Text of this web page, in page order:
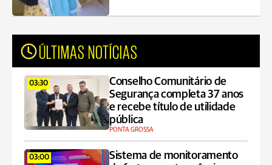
ÚLTIMAS NOTÍCIAS
03:30
Conselho Comunitário de
Segurança completa 37 anos
e recebe título de utilidade
pública
PONTA GROSSA
03:00
Sistema de monitoramento